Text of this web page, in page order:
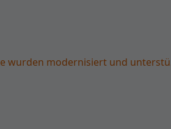
wurden modernisiert und